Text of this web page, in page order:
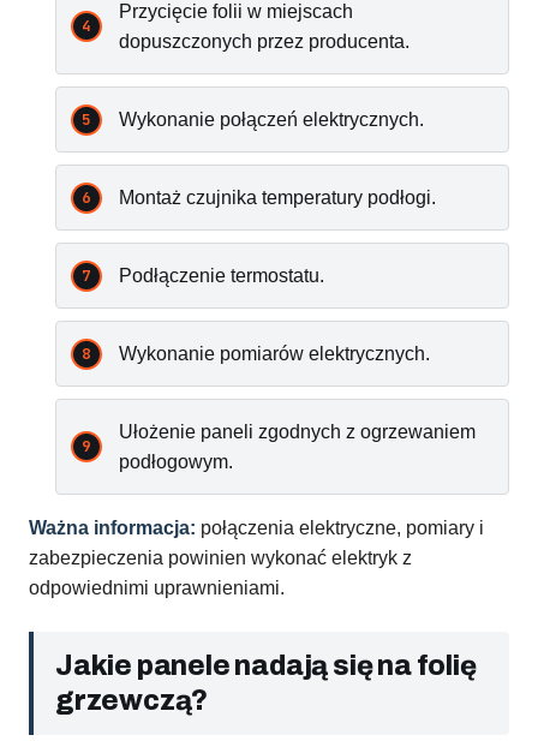
Przycięcie folii w miejscach
dopuszczonych przez producenta.
Wykonanie połączeń elektrycznych.
Montaż czujnika temperatury podłogi.
Podłączenie termostatu.
Wykonanie pomiarów elektrycznych.
Ułożenie paneli zgodnych z ogrzewaniem
podłogowym.
Ważna informacja: połączenia elektryczne, pomiary i
zabezpieczenia powinien wykonać elektryk z
odpowiednimi uprawnieniami.
Jakie panele nadają się na folię
grzewczą?